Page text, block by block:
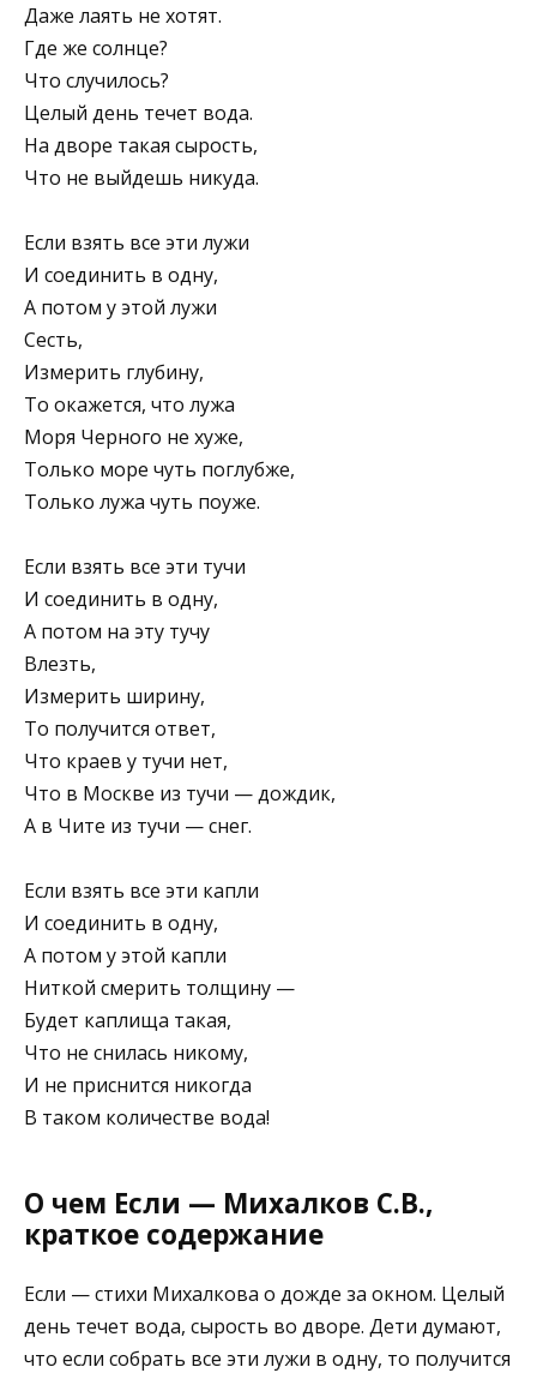
Даже лаять не хотят.
Где же солнце?
Что случилось?
Целый день течет вода.
На дворе такая сырость,
Что не выйдешь никуда.
Если взять все эти лужи
И соединить в одну,
А потом у этой лужи
Сесть,
Измерить глубину,
То окажется, что лужа
Моря Черного не хуже,
Только море чуть поглубже,
Только лужа чуть поуже.
Если взять все эти тучи
И соединить в одну,
А потом на эту тучу
Влезть,
Измерить ширину,
То получится ответ,
Что краев у тучи нет,
Что в Москве из тучи — дождик,
А в Чите из тучи — снег.
Если взять все эти капли
И соединить в одну,
А потом у этой капли
Ниткой смерить толщину —
Будет каплища такая,
Что не снилась никому,
И не приснится никогда
В таком количестве вода!
О чем Если — Михалков С.В.,
краткое содержание
Если — стихи Михалкова о дожде за окном. Целый
день течет вода, сырость во дворе. Дети думают,
что если собрать все эти лужи в одну, то получится